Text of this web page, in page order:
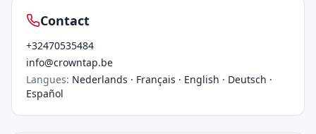
Contact
+32470535484
info@crowntap.be
Langues: Nederlands · Français · English · Deutsch ·
Español